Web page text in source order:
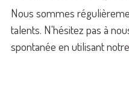
Nous sommes
talents. N'hésitez pas à
spontanée en utilisant notre